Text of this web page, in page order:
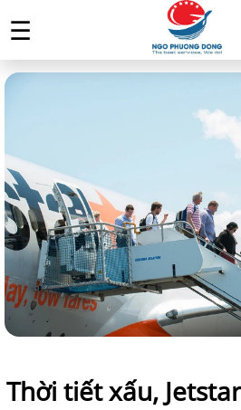
☰
TIN TỨC
LIÊN HỆ
ĐĂNG NHẬP ĐẠI LÝ
Thời tiết xấu,